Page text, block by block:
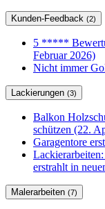
Kunden-Feedback (2)
5 *****
Februar 2026)
Nicht immer
Lackierungen (3)
Balkon
schützen (22.
Garagentore
erstrahlt in
Malerarbeiten (7)